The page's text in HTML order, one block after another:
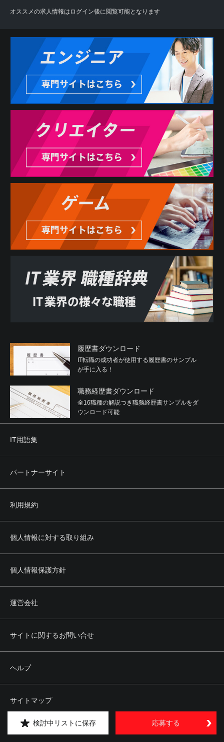
検討中リストに保存 応募する
オススメの求人情報はログイン後に閲覧可能となります
履歴書ダウンロード
IT転職の成功者が使用する履歴書のサンプル
が手に入る！
職務経歴書ダウンロード
全16職種の解説つき職務経歴書サンプルをダ
ウンロード可能
IT用語集
パートナーサイト
利用規約
個人情報に対する取り組み
個人情報保護方針
運営会社
サイトに関するお問い合せ
ヘルプ
サイトマップ